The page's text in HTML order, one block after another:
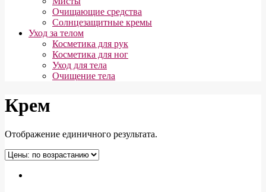
Очищающие средства
Солнцезащитные кремы
Уход за телом
Косметика для рук
Косметика для ног
Уход для тела
Очищение тела
Крем
Отображение единичного результата.